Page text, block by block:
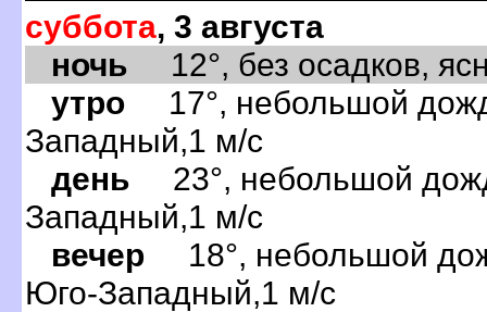
суббота, 3 августа
ночь 12°, без осадков,
утро 17°, небольшой
Западный,1 м/с
день 23°, небольшой
Западный,1 м/с
вечер 18°, небольшой
Юго-Западный,1 м/с